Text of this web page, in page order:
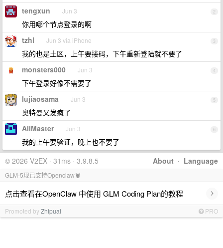
2
tengxun Jun 3
你用哪个节点登录的啊
3
tzhl Jun 3 via iPhone
我的也是土区，上午要接码，下午重新登陆就不要了
4
monsters000 Jun 3
下午登录好像不需要了
5
lujiaosama Jun 3
奥特曼又发疯了
6
AliMaster Jun 3
我的上午要验证，晚上也不要了
About · Language
© 2026 V2EX · 31ms · 3.9.8.5
GLM-5现已支持Openclaw🦞
点击查看在OpenClaw 中使用 GLM Coding Plan的教程 ›
Promoted byZhipuai PRO